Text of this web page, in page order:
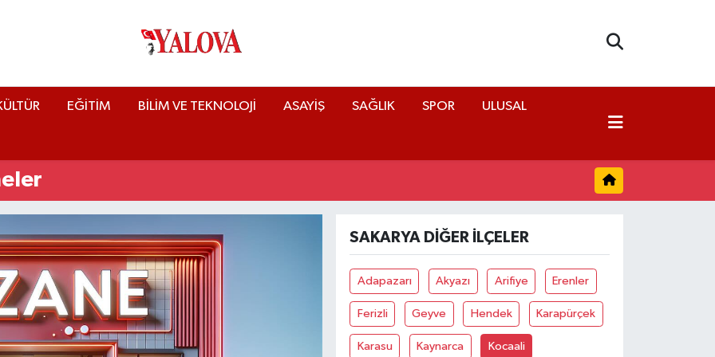
EĞİTİM BİLİM VE TEKNOLOJİ ASAYİŞ SAĞLIK SPOR ULUSAL
SAKARYA DIĞER İLÇELER
Adapazarı Akyazı Arifiye Erenler
Ferizli Geyve Hendek Karapürçek
Karasu Kaynarca Kocaali